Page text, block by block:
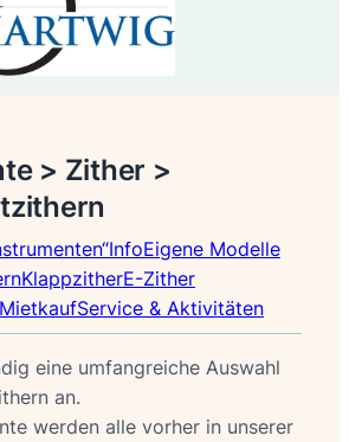
> Zither >
InfoEigene Modelle
KlappzitherE-Zither
MietkaufService & Aktivitäten
eine umfangreiche Auswahl
an.
werden alle vorher in unserer